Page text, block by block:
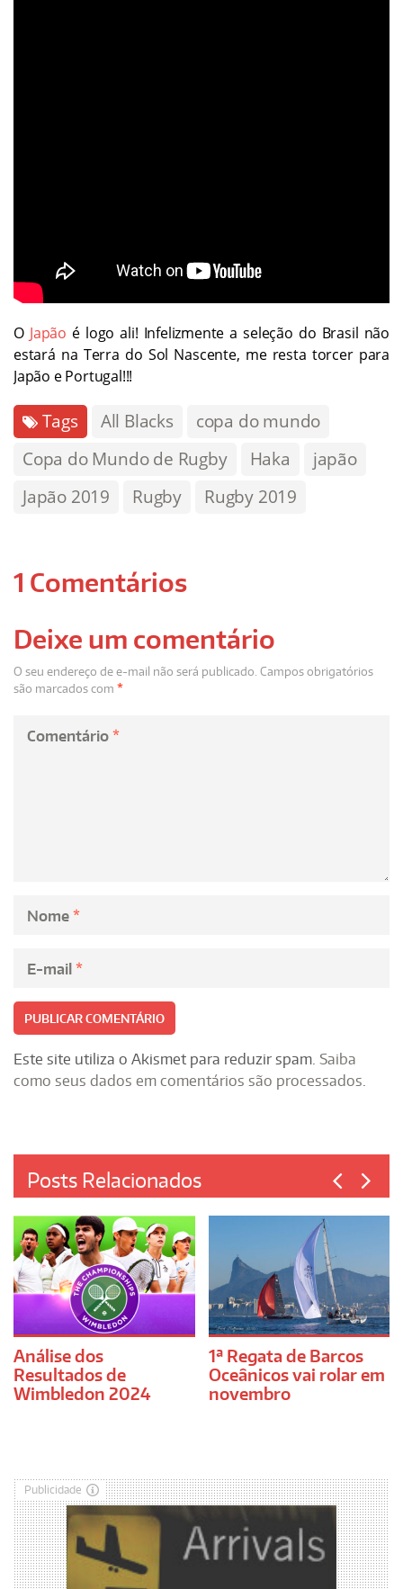
O Japão é logo ali! Infelizmente a seleção do Brasil não
estará na Terra do Sol Nascente, me resta torcer para
Japão e Portugal!!!
Tags All Blacks
copa do mundo
Copa do Mundo de Rugby
Haka
japão
Japão 2019
Rugby Rugby 2019
1 Comentários
Deixe um comentário
O seu endereço de e-mail não será publicado. Campos obrigatórios
são marcados com *
Comentário *
Nome *
E-mail *
Este site utiliza o Akismet para reduzir spam. Saiba
como seus dados em comentários são processados.
Posts Relacionados
Análise dos
Resultados de
Wimbledon 2024
1ª Regata de Barcos
Oceânicos vai rolar em
novembro
Publicidade